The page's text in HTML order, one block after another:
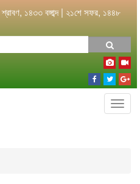
১৪৩৩ বঙ্গাব্দ | ২১শে সফর, ১৪৪৮